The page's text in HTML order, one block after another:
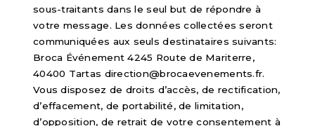
sous-traitants dans le seul but de répondre à
votre message. Les données collectées seront
communiquées aux seuls destinataires suivants:
Broca Événement 4245 Route de Mariterre,
40400 Tartas direction@brocaevenements.fr.
Vous disposez de droits d’accès, de rectification,
d’effacement, de portabilité, de limitation,
d’opposition, de retrait de votre consentement à